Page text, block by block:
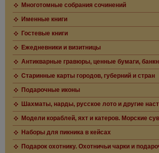
Многотомные собрания сочинений
Именные книги
Гостевые книги
Ежедневники и визитницы
Антикварные гравюры, ценные бумаги,
Старинные карты городов, губерний и стран
Подарочные иконы
Шахматы, нарды, русское лото и другие
Модели кораблей, яхт и катеров. Морские
Наборы для пикника в кейсах
Подарок охотнику. Охотничьи чарки и